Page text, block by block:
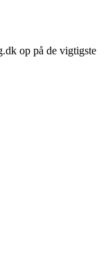
op på de vigtigste